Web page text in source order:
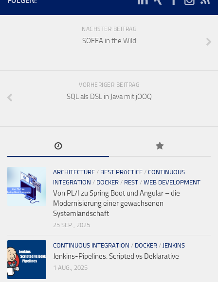
NÄCHSTER BEITRAG
SOFEA in the Wild
VORHERIGER BEITRAG
SQL als DSL in Java mit jOOQ
ARCHITECTURE / BEST PRACTICE / CONTINUOUS
INTEGRATION / DOCKER / REST / WEB DEVELOPMENT
Von PL/I zu Spring Boot und Angular – die
Modernisierung einer gewachsenen
Systemlandschaft
25 SEP., 2025
CONTINUOUS INTEGRATION / DOCKER / JENKINS
Jenkins-Pipelines: Scripted vs Deklarative
1 AUG., 2025